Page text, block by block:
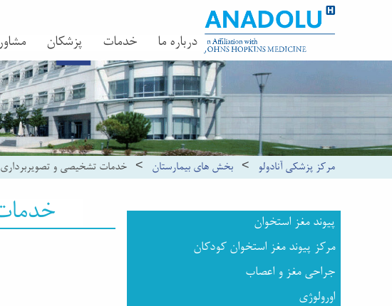
درباره ما خدمات پزشکان
مرکز پزشکی آنادولو > بخش های بیمارستان > خدمات تشخیصی و تصویربرداری
پیوند مغز استخوان
مرکز پیوند مغز استخوان کودکان
جراحی مغز و اعصاب
اورولوژی